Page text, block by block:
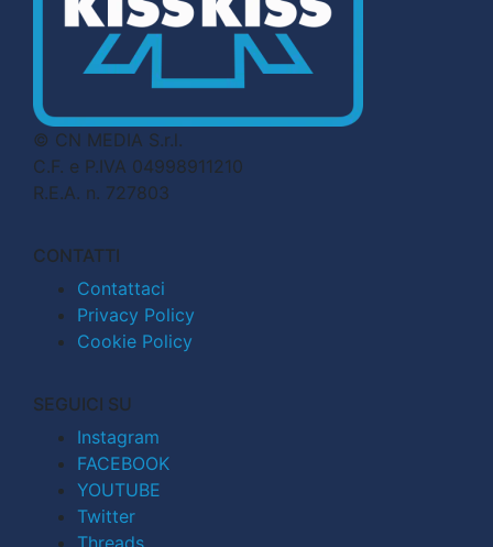
© CN MEDIA S.r.l.
C.F. e P.IVA 04998911210
R.E.A. n. 727803
CONTATTI
Contattaci
Privacy Policy
Cookie Policy
SEGUICI SU
Instagram
FACEBOOK
YOUTUBE
Twitter
Threads